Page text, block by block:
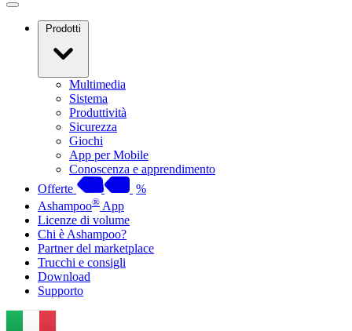
Prodotti
Multimedia
Sistema
Produttività
Sicurezza
Giochi
App per Mobile
Conoscenza e apprendimento
Offerte
%
Ashampoo® App
Licenze di volume
Chi è Ashampoo?
Partner del marketplace
Trucchi e consigli
Download
Supporto